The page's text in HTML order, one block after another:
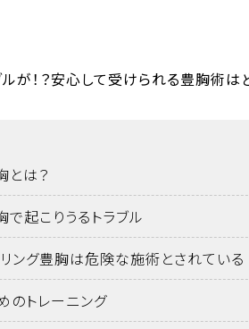
とは？
で起こりうるトラブル
ング豊胸は危険な施術とされている
のトレーニング